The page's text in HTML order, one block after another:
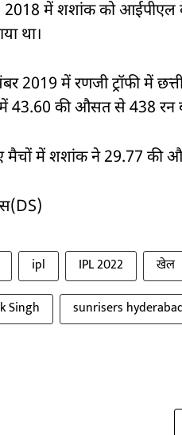
2018 में शशांक को आईपीएल
था।
2019 में रणजी ट्रॉफी में
में 43.60 की औसत से 438
मैचों में शशांक ने 29.77 की
ipl IPL 2022 खेल
Singh
sunrisers